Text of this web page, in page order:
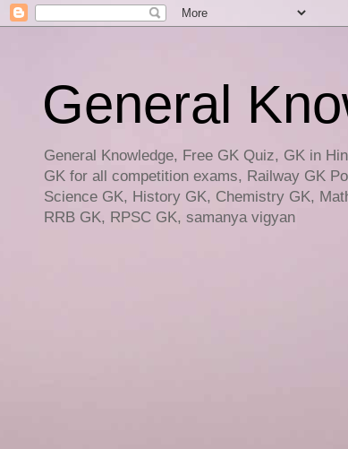
General
General Knowledge, Free GK Quiz, GK in
GK for all competition exams, Railway GK
Science GK, History GK, Chemistry GK,
RRB GK, RPSC GK, samanya vigyan